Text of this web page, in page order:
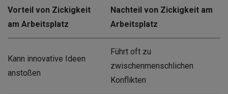
Vorteil von Zickigkeit
am Arbeitsplatz
Nachteil von Zickigkeit am
Arbeitsplatz
Kann innovative Ideen
anstoßen
Führt oft zu
zwischenmenschlichen
Konflikten